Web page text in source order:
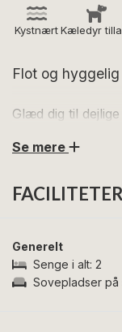
KystnærtKæledyr
Flot og hyggelig
Glæd dig til
Entré i åben
indrettet med
til én person. Fra
badeværelset
Se mere
FACILITETER
Generelt
Senge i alt: 2
Sovepladser på